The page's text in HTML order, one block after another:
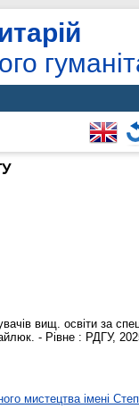
вищ. освіти за
- Рівне : РДГУ,
мистецтва імені